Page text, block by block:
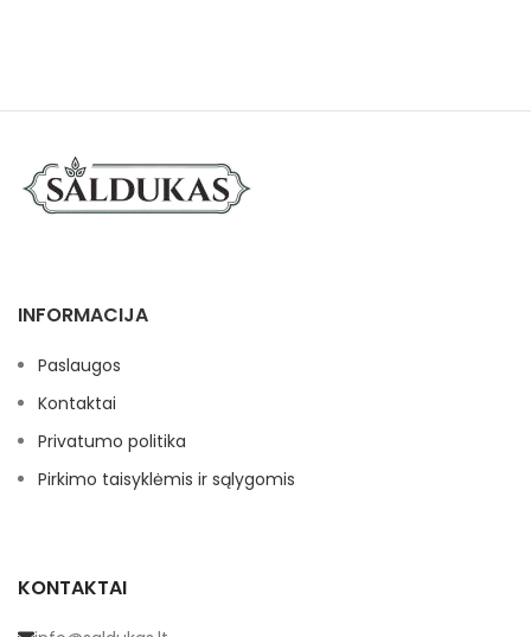
INFORMACIJA
Paslaugos
Kontaktai
Privatumo politika
Pirkimo taisyklėmis ir sąlygomis
KONTAKTAI